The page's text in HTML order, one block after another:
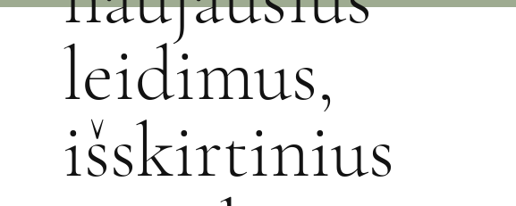
leidimus,
išskirtinius